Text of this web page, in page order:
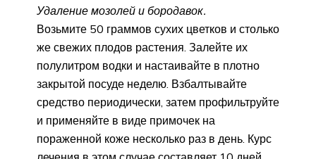
Удаление мозолей и бородавок.
Возьмите 50 граммов сухих цветков и столько
же свежих плодов растения. Залейте их
полулитром водки и настаивайте в плотно
закрытой посуде неделю. Взбалтывайте
средство периодически, затем профильтруйте
и применяйте в виде примочек на
пораженной коже несколько раз в день. Курс